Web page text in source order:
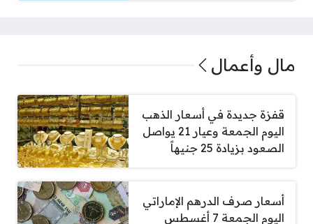
مال وأعمال
قفزة جديدة في أسعار الذهب
اليوم الجمعة وعيار 21 يواصل
الصعود بزيادة 25 جنيهاً
أسعار صرف الدرهم الإماراتي
اليوم الجمعة 7 أغسطس